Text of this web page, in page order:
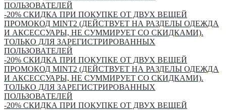
ПОЛЬЗОВАТЕЛЕЙ
-20% СКИДКА ПРИ ПОКУПКЕ ОТ ДВУХ ВЕЩЕЙ
ПРОМОКОД MINT2 (ДЕЙСТВУЕТ НА РАЗДЕЛЫ ОДЕЖДА
И АКСЕССУАРЫ, НЕ СУММИРУЕТ СО СКИДКАМИ).
ТОЛЬКО ДЛЯ ЗАРЕГИСТРИРОВАННЫХ
ПОЛЬЗОВАТЕЛЕЙ
-20% СКИДКА ПРИ ПОКУПКЕ ОТ ДВУХ ВЕЩЕЙ
ПРОМОКОД MINT2 (ДЕЙСТВУЕТ НА РАЗДЕЛЫ ОДЕЖДА
И АКСЕССУАРЫ, НЕ СУММИРУЕТ СО СКИДКАМИ).
ТОЛЬКО ДЛЯ ЗАРЕГИСТРИРОВАННЫХ
ПОЛЬЗОВАТЕЛЕЙ
-20% СКИДКА ПРИ ПОКУПКЕ ОТ ДВУХ ВЕЩЕЙ